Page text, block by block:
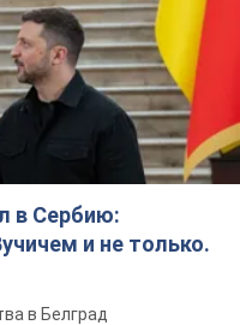
в Сербию:
и не только.
в Белград